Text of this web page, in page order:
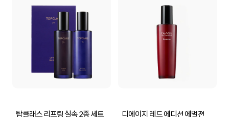
탑클래스 리프팅 실속 2종 세트 디에이지 레드 에디션 에멀젼